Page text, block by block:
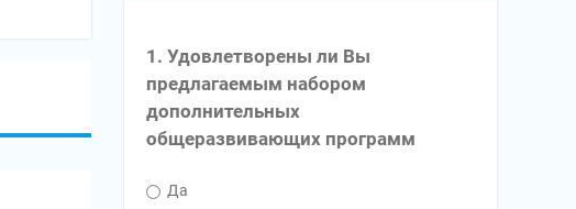
1. Удовлетворены ли Вы
предлагаемым набором
дополнительных
общеразвивающих программ
Да